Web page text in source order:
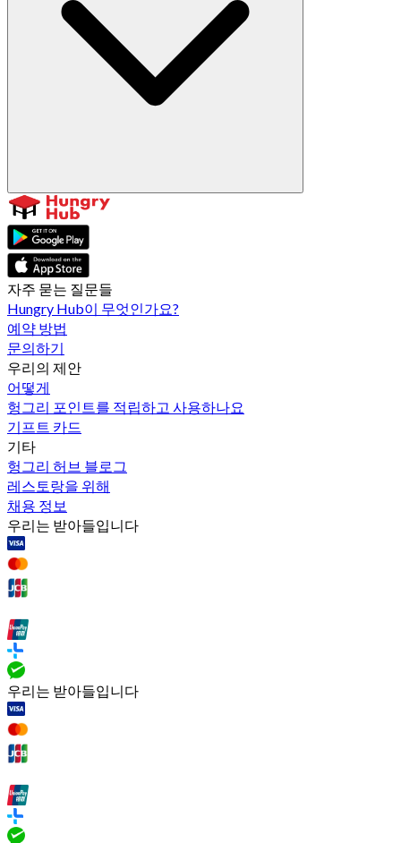
자주 묻는 질문들
Hungry Hub이 무엇인가요?
예약 방법
문의하기
우리의 제안
어떻게
헝그리 포인트를 적립하고 사용하나요
기프트 카드
기타
헝그리 허브 블로그
레스토랑을 위해
채용 정보
우리는 받아들입니다
우리는 받아들입니다